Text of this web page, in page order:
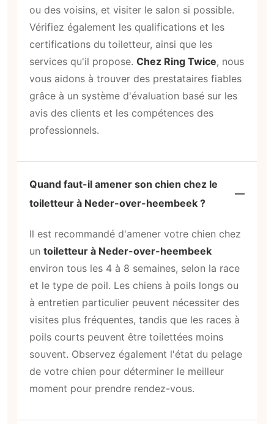
ou des voisins, et visiter le salon si possible.
Vérifiez également les qualifications et les
certifications du toiletteur, ainsi que les
services qu'il propose. Chez Ring Twice, nous
vous aidons à trouver des prestataires fiables
grâce à un système d'évaluation basé sur les
avis des clients et les compétences des
professionnels.
Quand faut-il amener son chien chez le
toiletteur à Neder-over-heembeek ?
Il est recommandé d'amener votre chien chez
un toiletteur à Neder-over-heembeek
environ tous les 4 à 8 semaines, selon la race
et le type de poil. Les chiens à poils longs ou
à entretien particulier peuvent nécessiter des
visites plus fréquentes, tandis que les races à
poils courts peuvent être toilettées moins
souvent. Observez également l'état du pelage
de votre chien pour déterminer le meilleur
moment pour prendre rendez-vous.